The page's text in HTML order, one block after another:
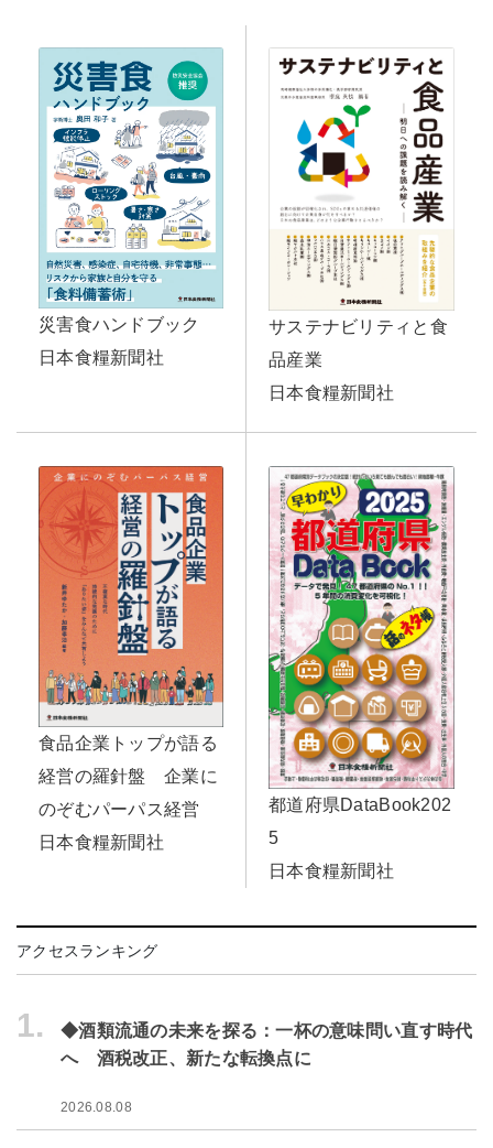
災害食ハンドブック
日本食糧新聞社
サステナビリティと食
品産業
日本食糧新聞社
食品企業トップが語る
経営の羅針盤 企業に
のぞむパーパス経営
日本食糧新聞社
都道府県DataBook202
5
日本食糧新聞社
アクセスランキング
1.
◆酒類流通の未来を探る：一杯の意味問い直す時代
へ 酒税改正、新たな転換点に
2026.08.08